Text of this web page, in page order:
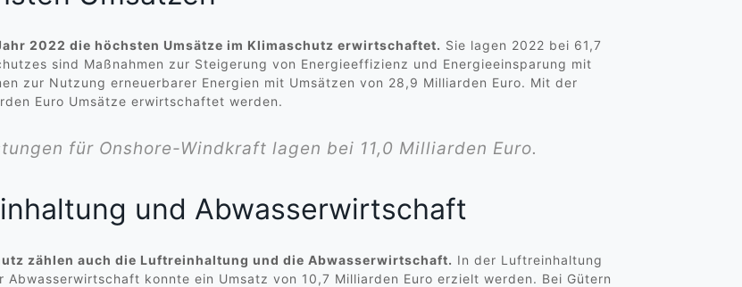
2022 die höchsten Umsätze im Klimaschutz erwirtschaftet. Sie lagen 2022 bei 61,7
sind Maßnahmen zur Steigerung von Energieeffizienz und Energieeinsparung mit
zur Nutzung erneuerbarer Energien mit Umsätzen von 28,9 Milliarden Euro. Mit der
Euro Umsätze erwirtschaftet werden.
für Onshore-Windkraft lagen bei 11,0 Milliarden Euro.
und Abwasserwirtschaft
zählen auch die Luftreinhaltung und die Abwasserwirtschaft. In der Luftreinhaltung
konnte ein Umsatz von 10,7 Milliarden Euro erzielt werden. Bei Gütern